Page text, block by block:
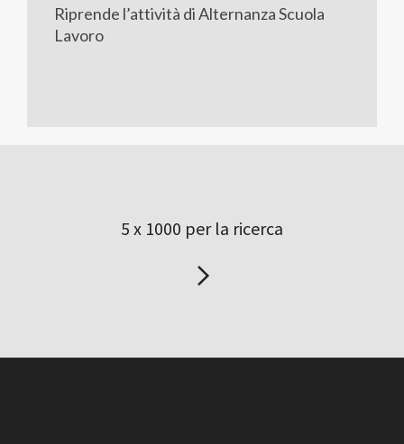
Riprende l’attività di Alternanza Scuola
Lavoro
5 x 1000 per la ricerca